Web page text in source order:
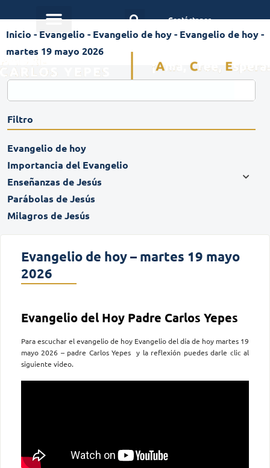
Contáctanos
Inicio - Evangelio - Evangelio de hoy- Evangelio de hoy -
martes 19 mayo 2026
Filtro
Evangelio de hoy
Importancia del Evangelio
Enseñanzas de Jesús
Parábolas de Jesús
Milagros de Jesús
Evangelio de hoy – martes 19 mayo
2026
Evangelio del Hoy Padre Carlos Yepes
Para escuchar el evangelio de hoy Evangelio del día de hoy martes 19
mayo 2026 – padre Carlos Yepes y la reflexión puedes darle clic al
siguiente video.